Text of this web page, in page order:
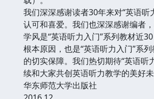
我们深深感谢读者30年来对“英语听
认可和喜爱。我们也深深感谢编者
学风是“英语听力入门”系列教材近
根本原因，也是“英语听力入门”系
的切实保障。我们热切期待“英语听
续和大家共创英语听力教学的美好未
华东师范大学出版社